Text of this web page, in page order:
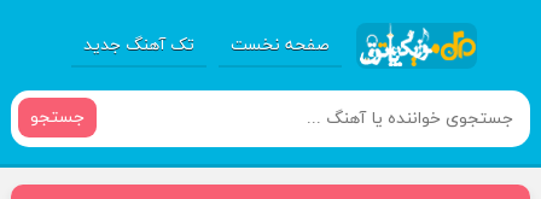
صفحه نخست تک آهنگ جدید
جستجو